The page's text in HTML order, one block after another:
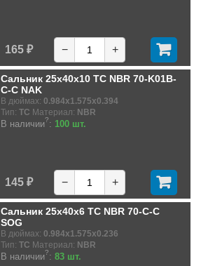
165 ₽ − +
Сальник 25x40x10 TC NBR 70-K01B-
C-C NAK
В дюймах: 0.984x1.575x0.394
Тип: TC Материал: NBR
В наличии?: 100 шт.
145 ₽ − +
Сальник 25x40x6 TC NBR 70-C-C
SOG
В дюймах: 0.984x1.575x0.236
Тип: TC Материал: NBR
В наличии?: 83 шт.